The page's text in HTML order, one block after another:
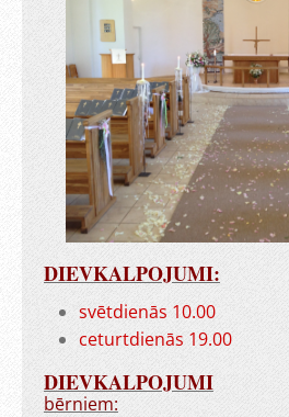
DIEVKALPOJUMI:
svētdienās 10.00
ceturtdienās 19.00
DIEVKALPOJUMI
bērniem: